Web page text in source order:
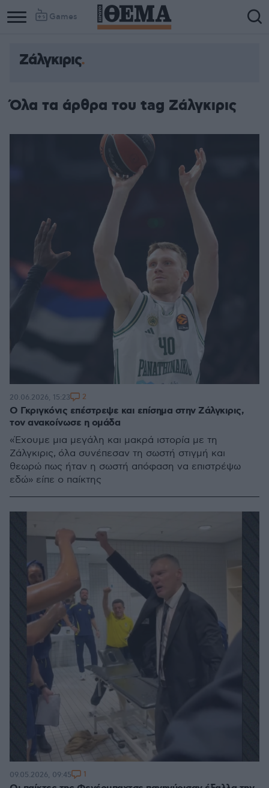
Games
Ζάλγκιρις
Όλα τα άρθρα του tag Ζάλγκιρις
Ο Γκριγκόνις επέστρεψε και επίσημα στην Ζάλγκιρις,
τον ανακοίνωσε η ομάδα
«Έχουμε μια μεγάλη και μακρά ιστορία με τη
Ζάλγκιρις, όλα συνέπεσαν τη σωστή στιγμή και
θεωρώ πως ήταν η σωστή απόφαση να επιστρέψω
εδώ» είπε ο παίκτης
20.06.2026, 15:23 2
09.05.2026, 09:45 1